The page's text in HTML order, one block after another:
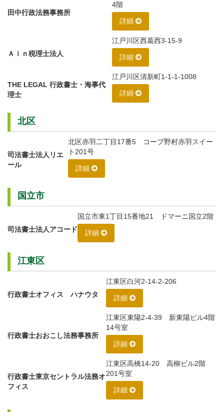
田中行政法務事務所
4階
詳細
Ａｉｎ税理士法人
江戸川区西葛西3-15-9
詳細
THE LEGAL 行政書士・海事代
理士
江戸川区清新町1-1-1-1008
詳細
北区
司法書士法人リエ
ール
北区赤羽二丁目17番5 コープ野村赤羽スイー
ト201号
詳細
国立市
司法書士法人アコード
国立市東1丁目15番地21 ドマーニ国立2階
詳細
江東区
行政書士オフィス ハナウタ
江東区白河2-14-2-206
詳細
行政書士おおこし法務事務所
江東区東陽2-4-39 新東陽ビル4階
14号室
詳細
行政書士東京セントラル法務オ
フィス
江東区高橋14-20 高柳ビル2階
201号室
詳細